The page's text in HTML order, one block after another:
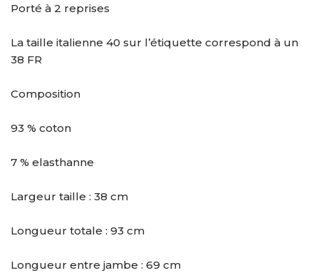
Porté à 2 reprises
La taille italienne 40 sur l’étiquette correspond à un
38 FR
Composition
93 % coton
7 % elasthanne
Largeur taille : 38 cm
Longueur totale : 93 cm
Longueur entre jambe : 69 cm